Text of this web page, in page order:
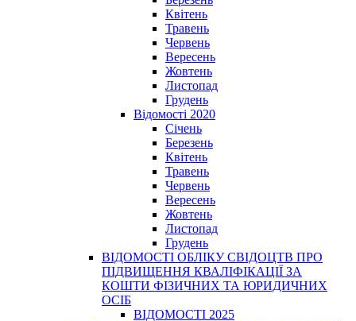
Квітень
Травень
Червень
Вересень
Жовтень
Листопад
Грудень
Відомості 2020
Січень
Березень
Квітень
Травень
Червень
Вересень
Жовтень
Листопад
Грудень
ВІДОМОСТІ ОБЛІКУ СВІДОЦТВ ПРО
ПІДВИЩЕННЯ КВАЛІФІКАЦІЇ ЗА
КОШТИ ФІЗИЧНИХ ТА ЮРИДИЧНИХ
ОСІБ
ВІДОМОСТІ 2025